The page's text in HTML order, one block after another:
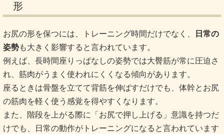
形
お尻の形を保つには、トレーニング時間だけでなく、
日常の
姿勢も大きく影響すると言われています。
例えば、長時間座りっぱなしの姿勢では大臀筋が常に圧迫さ
れ、筋肉がうまく使われにくくなる傾向があります。
座るときは骨盤を立てて背筋を伸ばすだけでも、体幹とお尻
の筋肉を軽く使う感覚を得やすくなります。
また、階段を上がる際に「お尻で押し上げる」意識を持つだ
けでも、日常の動作がトレーニングになると言われています